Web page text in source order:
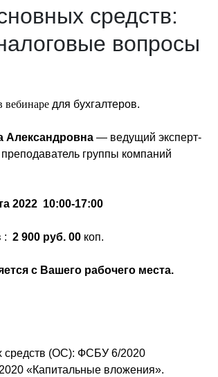
средств:
вопросы
вебинаре для бухгалтеров.
Александровна — ведущий эксперт-
группы компаний
2022 10:00-17:00
: 2 900 руб. 00 коп.
с Вашего рабочего места.
средств (ОС): ФСБУ 6/2020
«Капитальные вложения».